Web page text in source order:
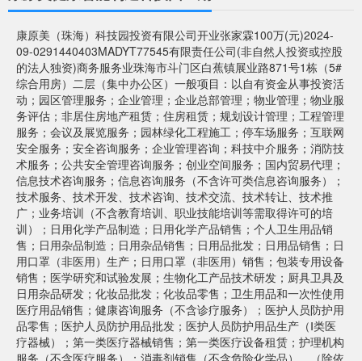
康原美（珠海）科技园投资有限公司开业张家霖100万(元)2024-
09-0291440403MADYT77545有限责任公司(非自然人投资或控股
的法人独资)商务服务业珠海市斗门区白蕉镇展业路871号1栋（5#
综合用房）二层（集中办公区）一般项目：以自有资金从事投资活
动；园区管理服务；企业管理；企业总部管理；物业管理；物业服
务评估；非居住房地产租赁；住房租赁；规划设计管理；工程管理
服务；会议及展览服务；园林绿化工程施工；停车场服务；互联网
安全服务；安全咨询服务；企业管理咨询；科技中介服务；消防技
术服务；公共安全管理咨询服务；创业空间服务；国内贸易代理；
信息技术咨询服务；信息咨询服务（不含许可类信息咨询服务）；
技术服务、技术开发、技术咨询、技术交流、技术转让、技术推
广；业务培训（不含教育培训、职业技能培训等需取得许可的培
训）；日用化学产品制造；日用化学产品销售；个人卫生用品销
售；日用杂品制造；日用杂品销售；日用品批发；日用品销售；日
用口罩（非医用）生产；日用口罩（非医用）销售；包装专用设备
销售；医学研究和试验发展；生物化工产品技术研发；厨具卫具及
日用杂品研发；化妆品批发；化妆品零售；卫生用品和一次性使用
医疗用品销售；健康咨询服务（不含诊疗服务）；医护人员防护用
品零售；医护人员防护用品批发；医护人员防护用品生产（Ⅰ类医
疗器械）；第一类医疗器械销售；第一类医疗设备租赁；护理机构
服务（不含医疗服务）；消毒剂销售（不含危险化学品）。（除依